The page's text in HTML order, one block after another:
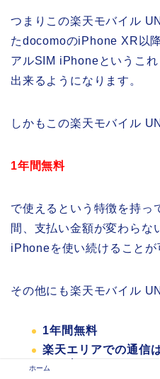
つまりこの楽天モバイル
たdocomoのiPhone XR以
アルSIM iPhoneというこ
出来るようになります。
しかもこの楽天モバイル
1年間無料
で使えるという特徴を持っ
間、支払い金額が変わらな
iPhoneを使い続けることが
その他にも楽天モバイル
1年間無料
楽天エリアでの通信
ると当日は1Mbpsの
ホーム